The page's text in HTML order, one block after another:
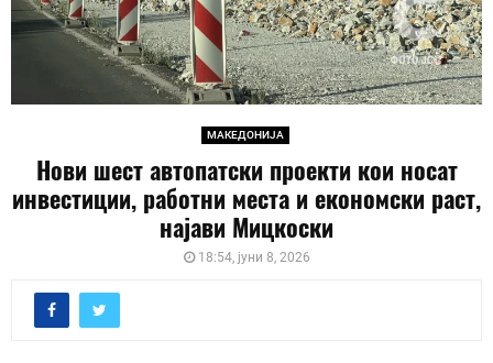
МАКЕДОНИЈА
Нови шест автопатски проекти кои носат
инвестиции, работни места и економски раст,
најави Мицкоски
18:54, јуни 8, 2026